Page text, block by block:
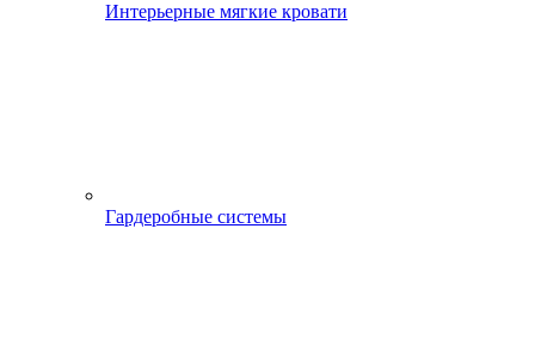
Интерьерные мягкие кровати
Гардеробные системы